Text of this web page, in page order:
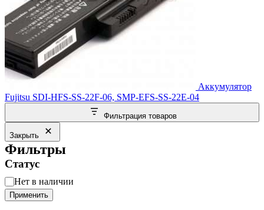
Аккумулятор
Fujitsu SDI-HFS-SS-22F-06, SMP-EFS-SS-22E-04
Фильтрация товаров
Закрыть
Фильтры
Статус
Статус
Нет в наличии
Применить